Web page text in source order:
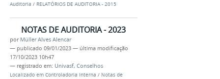
Auditoria / RELATÓRIOS DE AUDITORIA - 2015
NOTAS DE AUDITORIA - 2023
por Müller Alves Alencar
— publicado 09/01/2023 — última modificação
17/10/2023 10h47
— registrado em: Univasf, Conselhos
Localizado em Controladoria Interna / Notas de